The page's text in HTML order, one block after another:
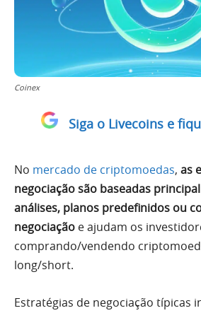
Coinex
Siga o Livecoins e
No mercado de criptomoedas, as
negociação são baseadas
análises, planos predefinidos ou
negociação e ajudam os
comprando/vendendo
long/short.
Estratégias de negociação típicas